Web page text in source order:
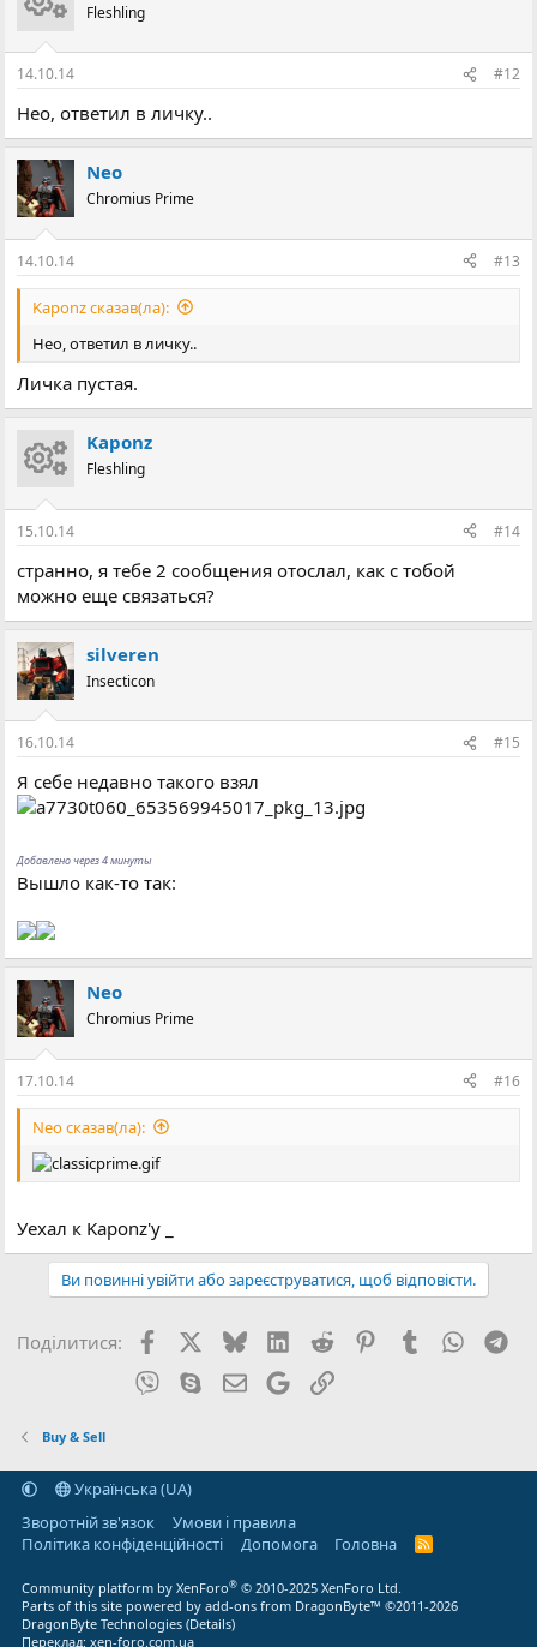
Fleshling
14.10.14 #12
Нео, ответил в личку..
Neo
Chromius Prime
14.10.14 #13
Kaponz сказав(ла):
Нео, ответил в личку..
Личка пустая.
Kaponz
Fleshling
15.10.14 #14
странно, я тебе 2 сообщения отослал, как с тобой
можно еще связаться?
silveren
Insecticon
16.10.14 #15
Я себе недавно такого взял
Добавлено через 4 минуты
Вышло как-то так:
Neo
Chromius Prime
17.10.14 #16
Neo сказав(ла):
Уехал к Kaponz'у _
Ви повинні увійти або зареєструватися, щоб відповісти.
Поділитися: FacebookX (Twitter)
BlueskyLinkedIn
Reddit PinterestTumblr
Viber SkypeE-mailGoogleПосилання
Buy & Sell
Українська (UA)
Зворотній зв'язок
Умови і правила
Політика конфіденційності
Дoпoмoга Головна
R
Community platform by XenForo® © 2010-2025 XenForo Ltd.
Parts of this site powered byadd-ons from DragonByte™ ©2011-2026
DragonByte Technologies (Details)
Переклад:xen-foro.com.ua